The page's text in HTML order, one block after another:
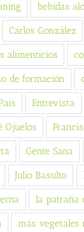
bebidas
Carlos González
alimenticios
de formación
Entrevista
Ojuelos
Gente Sana
Julio Basulto
la patraña
más vegetales